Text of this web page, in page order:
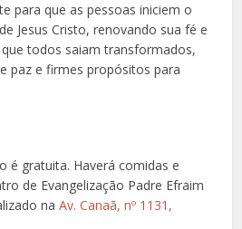
para que as pessoas iniciem o
Jesus Cristo, renovando sua fé e
todos saiam transformados,
paz e firmes propósitos para
é gratuita. Haverá comidas e
de Evangelização Padre Efraim
naAv. Canaã, nº 1131,